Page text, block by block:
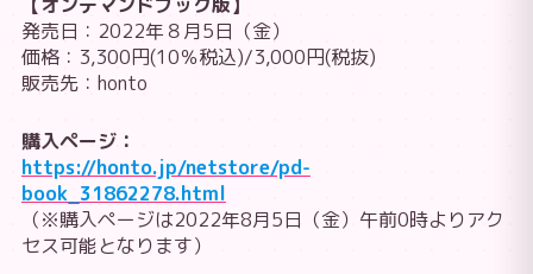
発売日：2022年８月5日（金）
価格：3,300円(10％税込)/3,000円(税抜)
販売先：honto
購入ページ：
https://honto.jp/netstore/pd-
book_31862278.html
（※購入ページは2022年8月5日（金）午前0時よりアク
セス可能となります）